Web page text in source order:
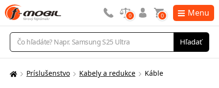
Vyhľadávanie
Hľadať
0 0 Menu
Tu
Príslušenstvo Kabely a redukce Káble